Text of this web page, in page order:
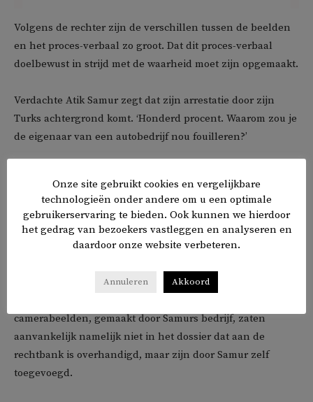
Volgens de rechter zijn de verschillen tussen de beelden
en het proces-verbaal zo groot. Dat dit proces-verbaal
doelbewust in strijd met de waarheid moet zijn opgemaakt.
Verdachte Atik Samur zegt dat zijn arrestatie door zijn
Turks achtergrond komt. ‘Honderd procent. Waarom zou je
de eigenaar van een autobedrijf nou fouilleren?’
reden om te twijfelen aan de oprechtheid van de collega of
daarin kwade opzet te vermoeden.’
De politie heeft ook geen disciplinaire maatregelen
gekeken of de agenten kunnen worden vervolgd voor het
camerabeelden, gemaakt door Samurs bedrijf, zaten
aanvankelijk namelijk niet in het dossier dat aan de
rechtbank is overhandigd, maar zijn door Samur zelf
toegevoegd.
Onze site gebruikt cookies en vergelijkbare
technologieën onder andere om u een optimale
gebruikerservaring te bieden. Ook kunnen we hierdoor
het gedrag van bezoekers vastleggen en analyseren en
daardoor onze website verbeteren.
Annuleren Akkoord